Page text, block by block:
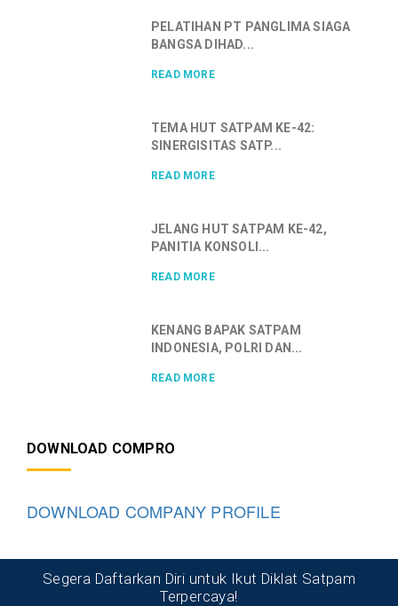
PELATIHAN PT PANGLIMA SIAGA
BANGSA DIHAD...
READ MORE
TEMA HUT SATPAM KE-42:
SINERGISITAS SATP...
READ MORE
JELANG HUT SATPAM KE-42,
PANITIA KONSOLI...
READ MORE
KENANG BAPAK SATPAM
INDONESIA, POLRI DAN...
READ MORE
DOWNLOAD COMPRO
DOWNLOAD COMPANY PROFILE
Segera Daftarkan Diri untuk Ikut Diklat Satpam
Terpercaya!